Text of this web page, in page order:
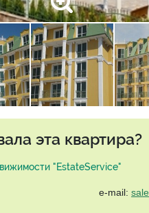
эта квартира?
"EstateService"
e-mail: